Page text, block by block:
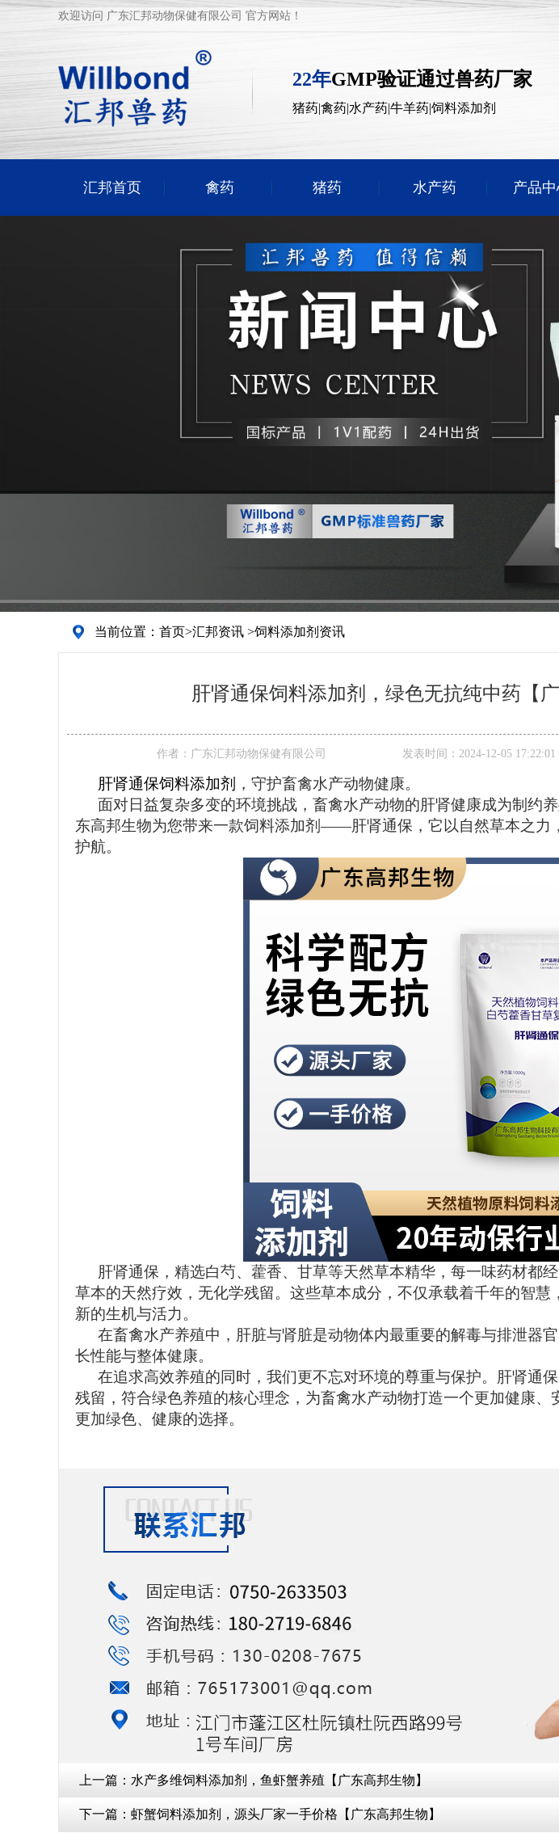
欢迎访问 广东汇邦动物保健有限公司 官方网站！
22年GMP验证通过兽药厂家
猪药|禽药|水产药|牛羊药|饲料添加剂
汇邦首页 禽药 猪药 水产药 产品
当前位置： 首页>汇邦资讯 >饲料添加剂资讯
肝肾通保饲料添加剂，绿色无抗纯中药【广
作者： 广东汇邦动物保健有限公司 发表时间： 2024-12-05 17:22:01
肝肾通保饲料添加剂 ，守护畜禽水产动物健康。
面对日益复杂多变的环境挑战，畜禽水产动物的肝肾健康成为制约
东高邦生物为您带来一款饲料添加剂——肝肾通保，它以自然草本之力
护航。
肝肾通保，精选白芍、藿香、甘草等天然草本精华，每一味药材都
草本的天然疗效，无化学残留。这些草本成分，不仅承载着千年的智慧
新的生机与活力。
在畜禽水产养殖中，肝脏与肾脏是动物体内最重要的解毒与排泄器
长性能与整体健康。
在追求高效养殖的同时，我们更不忘对环境的尊重与保护。肝肾通
残留，符合绿色养殖的核心理念，为畜禽水产动物打造一个更加健康
更加绿色、健康的选择。
上一篇： 水产多维饲料添加剂，鱼虾蟹养殖【广东高邦生物】
下一篇： 虾蟹饲料添加剂，源头厂家一手价格【广东高邦生物】